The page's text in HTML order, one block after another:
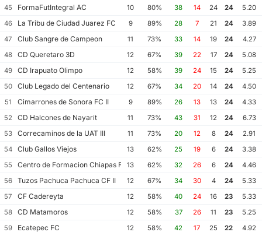
45
FormaFutIntegral AC 10 80% 38 14 24 24
5.20
46
La Tribu de Ciudad Juarez FC 9 89% 28 7 21 24
3.89
47
Club Sangre de Campeon 11 73% 33 14 19 24
4.27
48
CD Queretaro 3D 12 67% 39 22 17 24
5.08
49
CD Irapuato Olimpo 12 58% 39 24 15 24
5.25
50
Club Legado del Centenario 12 67% 34 20 14 24
4.50
51
Cimarrones de Sonora FC II 9 89% 26 13 13 24
4.33
52
CD Halcones de Nayarit 11 73% 43 31 12 24
6.73
53
Correcaminos de la UAT III 11 73% 20 12 8 24
2.91
54
Club Gallos Viejos 13 62% 25 19 6 24
3.38
55
Centro de Formacion Chiapas Futbol
13 62% 32 26 6 24
4.46
56
Tuzos Pachuca Pachuca CF II 12 67% 34 30 4 24
5.33
57
CF Cadereyta 12 58% 40 24 16 23
5.33
58
CD Matamoros 12 58% 37 26 11 23
5.25
59
Ecatepec FC 12 58% 42 17 25 22
4.92